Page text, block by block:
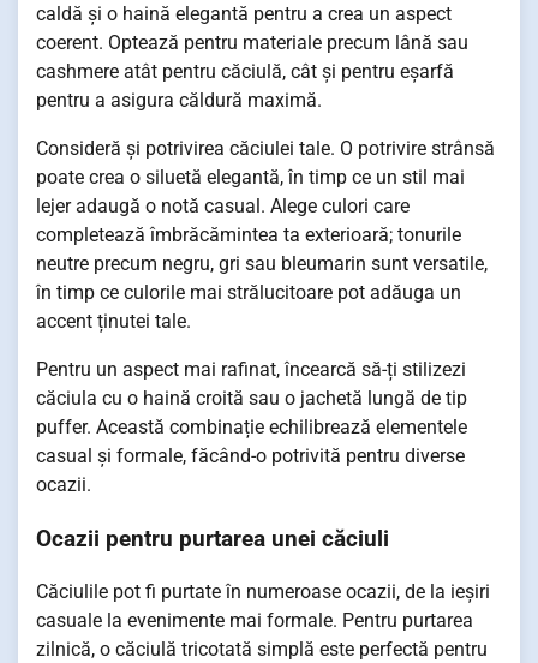
caldă și o haină elegantă pentru a crea un aspect
coerent. Optează pentru materiale precum lână sau
cashmere atât pentru căciulă, cât și pentru eșarfă
pentru a asigura căldură maximă.
Consideră și potrivirea căciulei tale. O potrivire strânsă
poate crea o siluetă elegantă, în timp ce un stil mai
lejer adaugă o notă casual. Alege culori care
completează îmbrăcămintea ta exterioară; tonurile
neutre precum negru, gri sau bleumarin sunt versatile,
în timp ce culorile mai strălucitoare pot adăuga un
accent ținutei tale.
Pentru un aspect mai rafinat, încearcă să-ți stilizezi
căciula cu o haină croită sau o jachetă lungă de tip
puffer. Această combinație echilibrează elementele
casual și formale, făcând-o potrivită pentru diverse
ocazii.
Ocazii pentru purtarea unei căciuli
Căciulile pot fi purtate în numeroase ocazii, de la ieșiri
casuale la evenimente mai formale. Pentru purtarea
zilnică, o căciulă tricotată simplă este perfectă pentru